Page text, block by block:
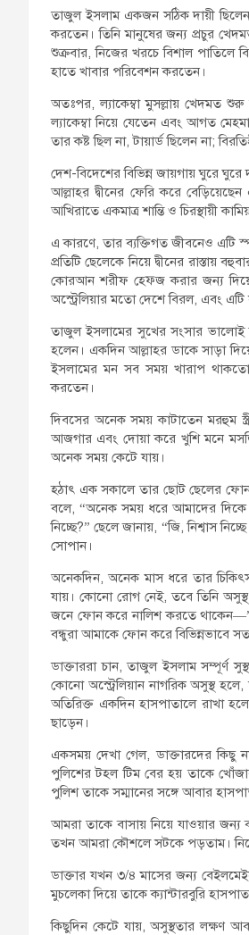
তাজুল ইসলাম একজন সঠিক দায়ী
করতেন। তিনি মানুষের জন্য প্রচুর
শুক্রবার, নিজের খরচে বিশাল পাতিলে
হাতে খাবার পরিবেশন করতেন।
অতঃপর, ল্যাকেম্বা মুসল্লায় খেদমত শুরু
ল্যাকেম্বা নিয়ে যেতেন এবং আগত
তার কষ্ট ছিল না, টায়ার্ড ছিলেন না;
দেশ-বিদেশের বিভিন্ন জায়গায় ঘুরে ঘুরে
আল্লাহর দ্বীনের ফেরি করে
আখিরাতে একমাত্র শান্তি ও চিরস্থায়ী
এ কারণে, তার ব্যক্তিগত জীবনেও এটি
প্রতিটি ছেলেকে নিয়ে দ্বীনের রাস্তায়
কোরআন শরীফ হেফ্জ করার জন্য
অস্ট্রেলিয়ার মতো দেশে বিরল, এবং
তাজুল ইসলামের সুখের সংসার ভালোই
হলেন। একদিন আল্লাহর ডাকে সাড়া
ইসলামের মন সব সময় খারাপ থাকতো।
করতেন।
দিবসের অনেক সময় কাটাতেন মরহুম
আজগার এবং দোয়া করে খুশি মনে
অনেক সময় কেটে যায়।
হঠাৎ এক সকালে তার ছোট ছেলের
বলে, “অনেক সময় ধরে আমাদের দিকে
নিচ্ছে?” ছেলে জানায়, “জি, নিশ্বাস
সোপান।
অনেকদিন, অনেক মাস ধরে তার
যায়। কোনো রোগ নেই, তবে তিনি
জনে ফোন করে নালিশ করতে
বন্ধুরা আমাকে ফোন করে বিভিন্নভাবে
ডাক্তাররা চান, তাজুল ইসলাম সম্পূর্ণ
কোনো অস্ট্রেলিয়ান নাগরিক অসুস্থ
অতিরিক্ত একদিন হাসপাতালে রাখা
ছাড়েন।
একসময় দেখা গেল, ডাক্তারদের কিছু
পুলিশের টহল টিম বের হয় তাকে খোঁজার
পুলিশ তাকে সম্মানের সঙ্গে আবার
আমরা তাকে বাসায় নিয়ে যাওয়ার জন্য
তখন আমরা কৌশলে সটকে পড়তাম।
ডাক্তার যখন ৩/৪ মাসের জন্য
মুচলেকা দিয়ে তাকে ক্যান্টারবুরি
কিছুদিন কেটে যায়, অসুস্থতার লক্ষণ